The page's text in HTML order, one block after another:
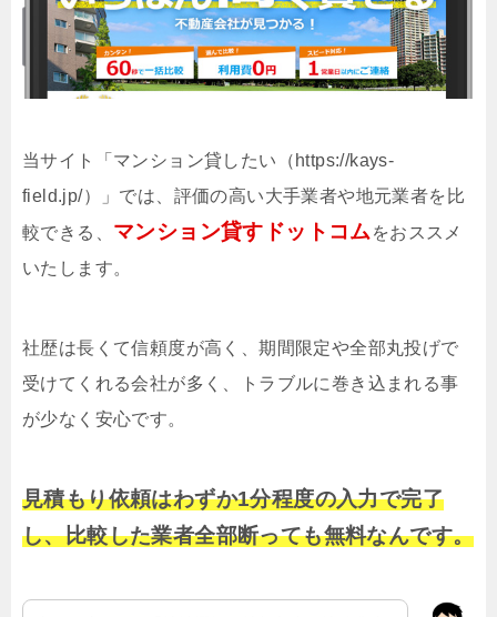
当サイト「マンション貸したい（https://kays-
field.jp/）」では、評価の高い大手業者や地元業者を比
較できる、 マンション貸すドットコム をおススメ
いたします。
社歴は長くて信頼度が高く、期間限定や全部丸投げで
受けてくれる会社が多く、トラブルに巻き込まれる事
が少なく安心です。
見積もり依頼はわずか1分程度の入力で完了
し、比較した業者全部断っても無料なんです。